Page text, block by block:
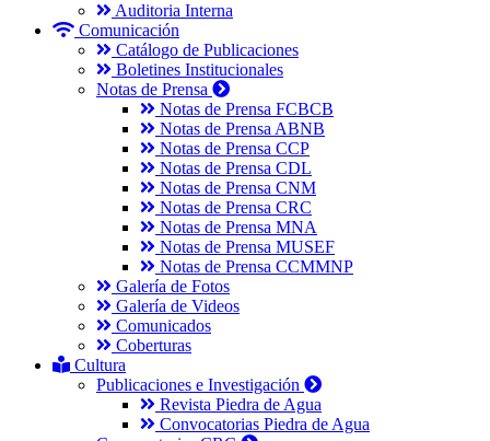
Auditoria Interna
Comunicación
Catálogo de Publicaciones
Boletines Institucionales
Notas de Prensa
Notas de Prensa FCBCB
Notas de Prensa ABNB
Notas de Prensa CCP
Notas de Prensa CDL
Notas de Prensa CNM
Notas de Prensa CRC
Notas de Prensa MNA
Notas de Prensa MUSEF
Notas de Prensa CCMMNP
Galería de Fotos
Galería de Videos
Comunicados
Coberturas
Cultura
Publicaciones e Investigación
Revista Piedra de Agua
Convocatorias Piedra de Agua